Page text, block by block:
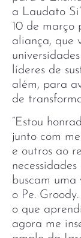
a Laudato
10 de
aliança, que
líderes de
além, para
de
“Estou
junto com
e outros ao
buscam uma
o Pe.
o que
agora me